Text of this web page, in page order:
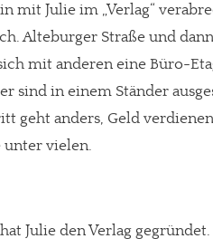
mit Julie im „Verlag“
Alteburger Straße und
mit anderen eine Büro-
sind in einem Ständer
geht anders, Geld
unter vielen.
Julie den Verlag